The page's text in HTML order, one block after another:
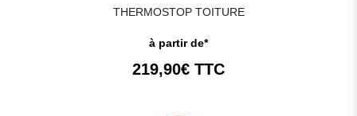
THERMOSTOP TOITURE
à partir de*
219,90€ TTC